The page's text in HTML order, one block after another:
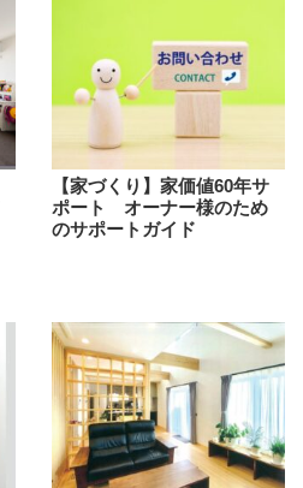
【家づくり】家価値60年サ
ポート オーナー様のため
のサポートガイド